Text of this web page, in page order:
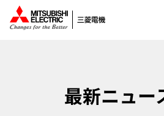
最新ニュー